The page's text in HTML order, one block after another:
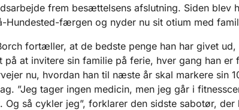
frem besættelsens afslutning. Siden blev
Hundested-færgen og nyder nu sit otium med
fortæller, at de bedste penge han har givet ud,
på at invitere sin familie på ferie, hver gang han er
nu, hvordan han til næste år skal markere sin
”Jeg tager ingen medicin, men jeg går i
Og så cykler jeg”, forklarer den sidste sabotør,